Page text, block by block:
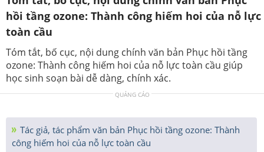
hồi tầng ozone: Thành công hiếm hoi của nỗ lực
toàn cầu
Tóm tắt, bố cục, nội dung chính văn bản Phục hồi tầng
ozone: Thành công hiếm hoi của nỗ lực toàn cầu giúp
học sinh soạn bài dễ dàng, chính xác.
QUẢNG CÁO
Tác giả, tác phẩm văn bản Phục hồi tầng ozone: Thành
công hiếm hoi của nỗ lực toàn cầu